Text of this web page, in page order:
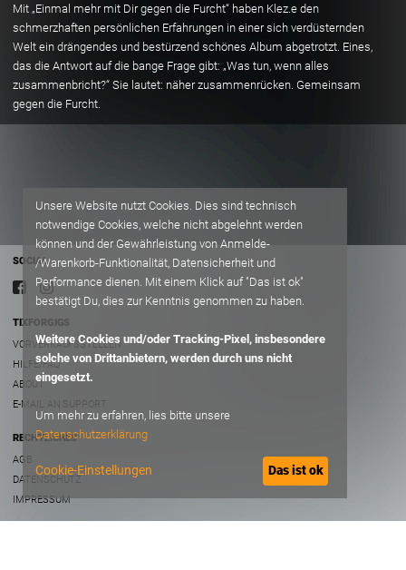
Mit „Einmal mehr mit Dir gegen die Furcht“ haben Klez.e den
schmerzhaften persönlichen Erfahrungen in einer sich verdüsternden
Welt ein drängendes und bestürzend schönes Album abgetrotzt. Eines,
das die Antwort auf die bange Frage gibt: „Was tun, wenn alles
zusammenbricht?“ Sie lautet: näher zusammenrücken. Gemeinsam
gegen die Furcht.
SOCIAL
TIXFORGIGS
VORVERKAUFSSTELLEN
HILFE/FAQ
ABOUT
E-MAIL AN SUPPORT
RECHTLICHES
AGB
DATENSCHUTZ
IMPRESSUM
Unsere Website nutzt Cookies. Dies sind technisch
notwendige Cookies, welche nicht abgelehnt werden
können und der Gewährleistung von Anmelde-
/Warenkorb-Funktionalität, Datensicherheit und
Performance dienen. Mit einem Klick auf "Das ist ok"
bestätigt Du, dies zur Kenntnis genommen zu haben.
Weitere Cookies und/oder Tracking-Pixel, insbesondere
solche von Drittanbietern, werden durch uns nicht
eingesetzt.
Um mehr zu erfahren, lies bitte unsere
Datenschutzerklärung
Cookie-Einstellungen Das ist ok